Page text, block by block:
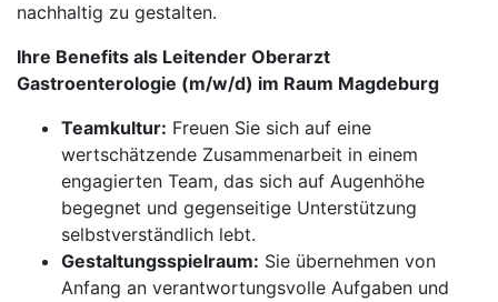
nachhaltig zu gestalten.
Ihre Benefits als Leitender Oberarzt
Gastroenterologie (m/w/d) im Raum Magdeburg
Teamkultur: Freuen Sie sich auf eine
wertschätzende Zusammenarbeit in einem
engagierten Team, das sich auf Augenhöhe
begegnet und gegenseitige Unterstützung
selbstverständlich lebt.
Gestaltungsspielraum: Sie übernehmen von
Anfang an verantwortungsvolle Aufgaben und